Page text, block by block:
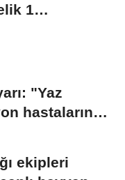
1
"Yaz
hastalarında
ekipleri